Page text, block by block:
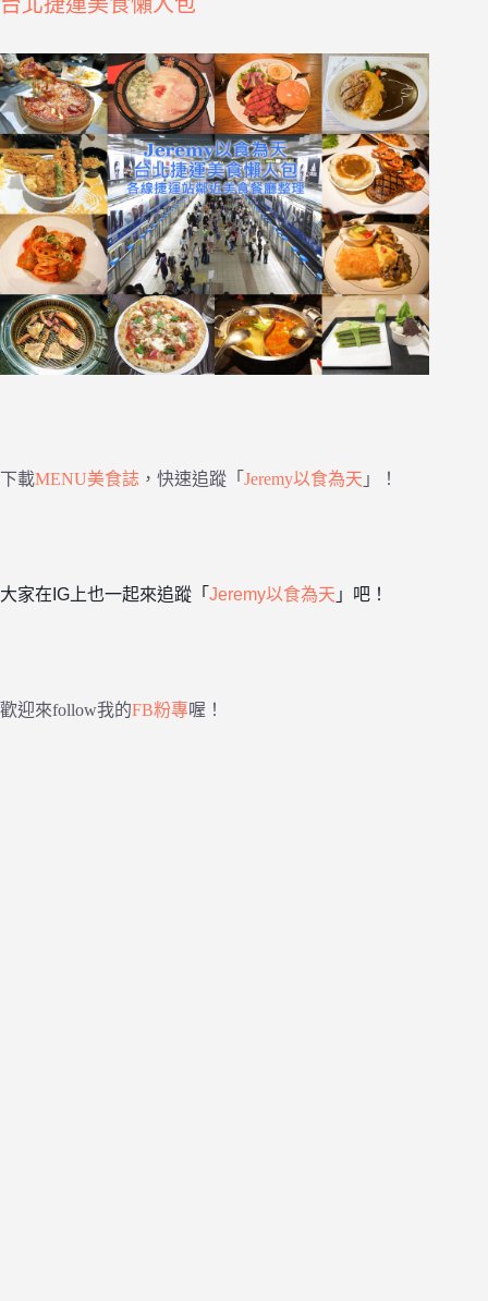
下載MENU美食誌 ，快速追蹤「 Jeremy以食為天 」！
大家在IG上也一起來追蹤「 Jeremy以食為天 」吧！
歡迎來follow我的FB粉專喔！